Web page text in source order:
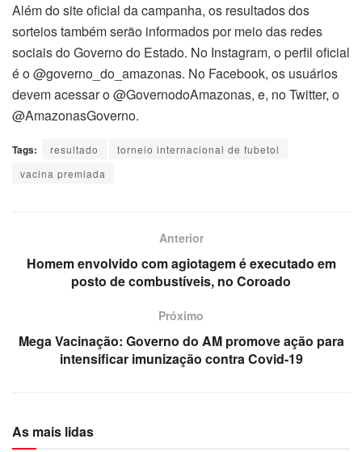
Além do site oficial da campanha, os resultados dos
sorteios também serão informados por meio das redes
sociais do Governo do Estado. No Instagram, o perfil oficial
é o @governo_do_amazonas. No Facebook, os usuários
devem acessar o @GovernodoAmazonas, e, no Twitter, o
@AmazonasGoverno.
Tags: resultado
torneio internacional de fubetol
vacina premiada
Anterior
Homem envolvido com agiotagem é executado em
posto de combustíveis, no Coroado
Próximo
Mega Vacinação: Governo do AM promove ação para
intensificar imunização contra Covid-19
As mais lidas